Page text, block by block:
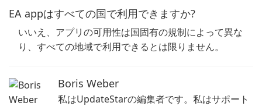
EA appはすべての国で利用できますか?
いいえ、アプリの可用性は国固有の規制によって異な
り、すべての地域で利用できるとは限りません。
Boris Weber
私はUpdateStarの編集者です。私はサポート